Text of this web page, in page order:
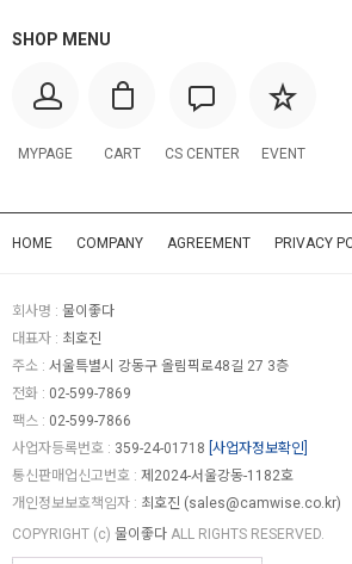
SHOP MENU
MYPAGE CART CS CENTER EVENT
HOME COMPANY AGREEMENT PRIVACY
회사명 : 물이좋다
대표자 : 최호진
주소 : 서울특별시 강동구 올림픽로48길 27 3층
전화 : 02-599-7869
팩스 : 02-599-7866
사업자등록번호 : 359-24-01718 [사업자정보확인]
통신판매업신고번호 : 제2024-서울강동-1182호
개인정보보호책임자 : 최호진 (sales@camwise.co.kr)
COPYRIGHT (c) 물이좋다 ALL RIGHTS RESERVED.